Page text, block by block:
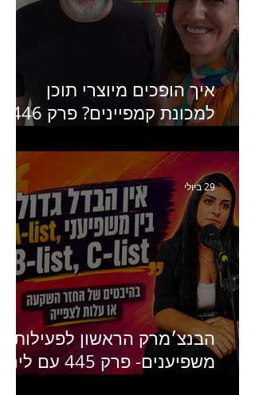
חומסקי
איך הופכים מיוצרי תוכן
למכונת קמפיינים? פרק 446
ומנהלת לשעבר של קהילת
היוצרים של טיקטוק
הבנצ׳מרק הראשון לפעילות
משפיענים- פרק 445 עם לינוי
29 ביולי